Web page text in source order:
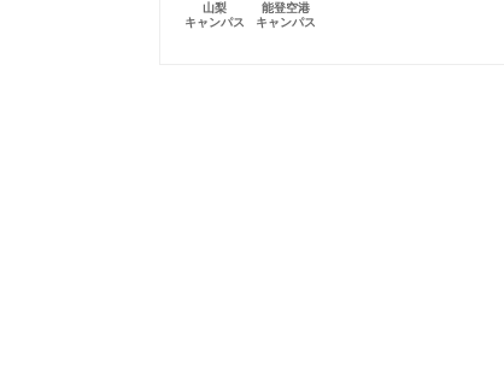
山梨
キャンパス
能登空港
キャンパス